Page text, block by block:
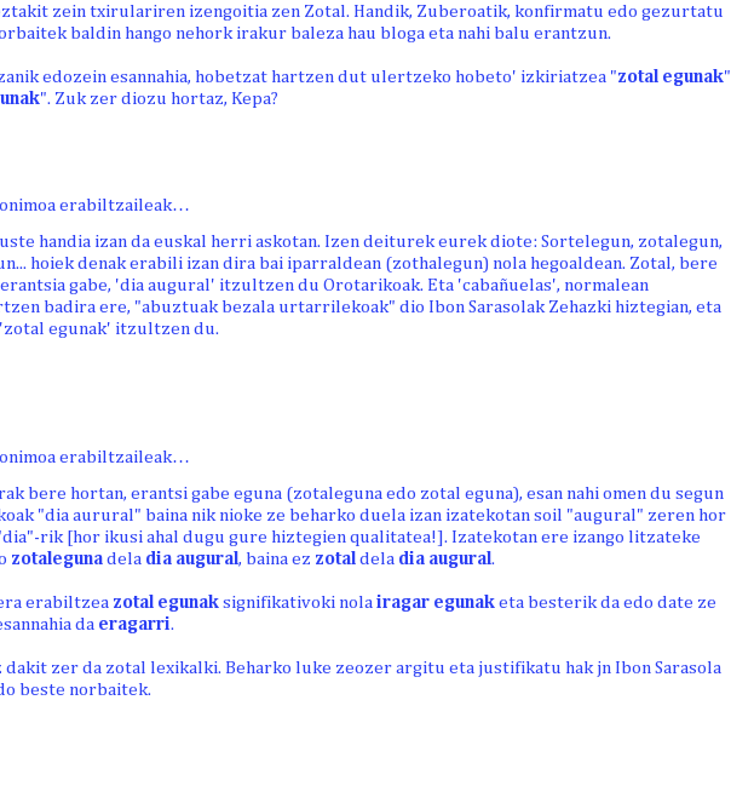
zein txirulariren izengoitia zen Zotal. Handik, Zuberoatik, konfirmatu edo gezurtatu
baldin hango nehork irakur baleza hau bloga eta nahi balu erantzun.
edozein esannahia, hobetzat hartzen dut ulertzeko hobeto' izkiriatzea "zotal egunak"
". Zuk zer diozu hortaz, Kepa?
erabiltzaileak…
handia izan da euskal herri askotan. Izen deiturek eurek diote: Sortelegun, zotalegun,
hoiek denak erabili izan dira bai iparraldean (zothalegun) nola hegoaldean. Zotal, bere
gabe, 'dia augural' itzultzen du Orotarikoak. Eta 'cabañuelas', normalean
badira ere, "abuztuak bezala urtarrilekoak" dio Ibon Sarasolak Zehazki hiztegian, eta
egunak' itzultzen du.
erabiltzaileak…
bere hortan, erantsi gabe eguna (zotaleguna edo zotal eguna), esan nahi omen du segun
"dia aurural" baina nik nioke ze beharko duela izan izatekotan soil "augural" zeren hor
rik [hor ikusi ahal dugu gure hiztegien qualitatea!]. Izatekotan ere izango litzateke
zotaleguna dela dia augural, baina ez zotal dela dia augural.
erabiltzea zotal egunak signifikativoki nola iragar egunak eta besterik da edo date ze
da eragarri.
dakit zer da zotal lexikalki. Beharko luke zeozer argitu eta justifikatu hak jn Ibon Sarasola
beste norbaitek.